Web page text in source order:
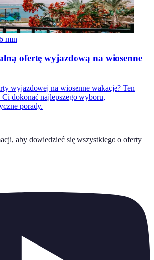
6 min
ofertę wyjazdową na wiosenne
wyjazdowej na wiosenne wakacje? Ten
dokonać najlepszego wyboru,
porady.
aby dowiedzieć się wszystkiego o oferty